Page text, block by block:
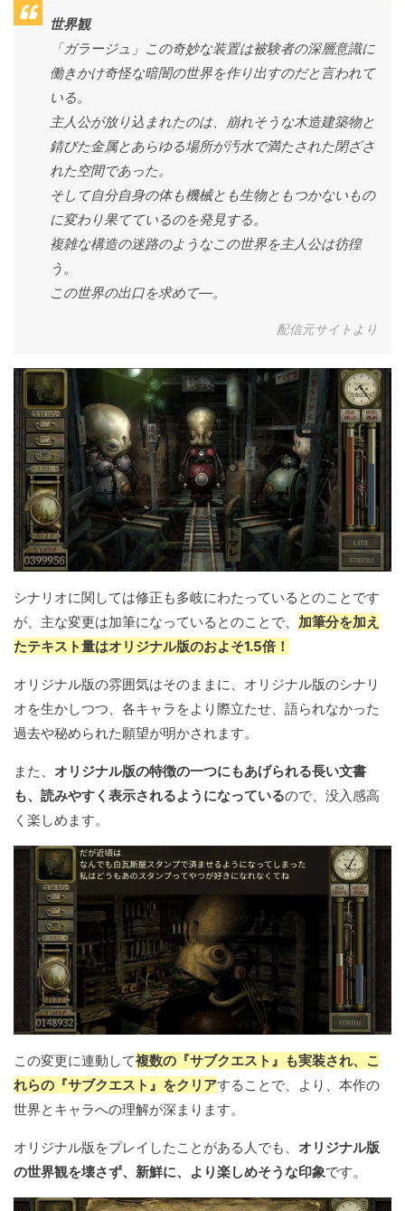
世界観
「ガラージュ」この奇妙な装置は被験者の深層意識に
働きかけ奇怪な暗闇の世界を作り出すのだと言われて
いる。
主人公が放り込まれたのは、崩れそうな木造建築物と
錆びた金属とあらゆる場所が汚水で満たされた閉ざさ
れた空間であった。
そして自分自身の体も機械とも生物ともつかないもの
に変わり果てているのを発見する。
複雑な構造の迷路のようなこの世界を主人公は彷徨
う。
この世界の出口を求めて―。
配信元サイトより
シナリオに関しては修正も多岐にわたっているとのことです
が、主な変更は加筆になっているとのことで、 加筆分を加え
たテキスト量はオリジナル版のおよそ1.5倍！
オリジナル版の雰囲気はそのままに、オリジナル版のシナリ
オを生かしつつ、各キャラをより際立たせ、語られなかった
過去や秘められた願望が明かされます。
また、 オリジナル版の特徴の一つにもあげられる長い文書
も、読みやすく表示されるようになっているので、没入感高
く楽しめます。
この変更に連動して複数の『サブクエスト』も実装され、こ
れらの『サブクエスト』をクリアすることで、より、本作の
世界とキャラへの理解が深まります。
オリジナル版をプレイしたことがある人でも、 オリジナル版
の世界観を壊さず、新鮮に、より楽しめそうな印象です。